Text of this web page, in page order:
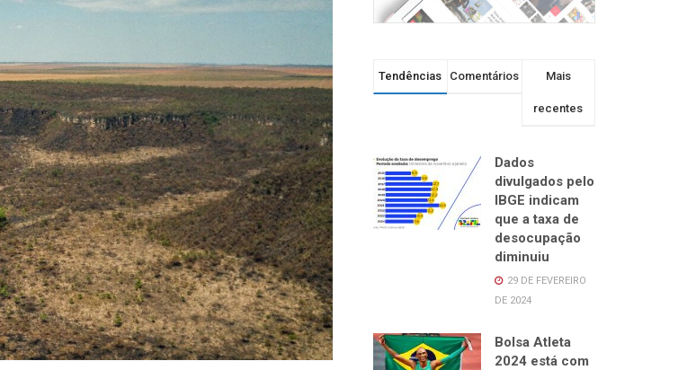
Tendências Comentários Mais
recentes
Dados
divulgados pelo
IBGE indicam
que a taxa de
desocupação
diminuiu
29 DE FEVEREIRO
DE 2024
Bolsa Atleta
2024 está com